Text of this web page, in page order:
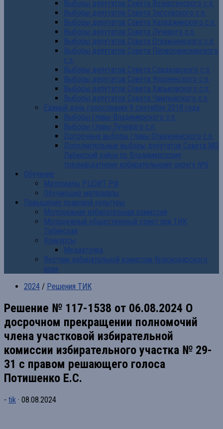
Выборы депутатов Совета Вознесенского с.п.
Выборы депутатов Совета Зассовского с.п.
Выборы депутатов Совета Каладжинского с.п.
Выборы депутатов Совета Лучевого с.п.
Выборы депутатов Совета Отважненского с.п.
Выборы депутатов Совета Первосинюхинского
с.п.
Выборы депутатов Совета Сладковского с.п.
Выборы депутатов Совета Упорненского с.п.
Выборы депутатов Совета Харьковского с.п.
Выборы депутатов Совета Чамлыкского с.п.
Единый день голосования 9 сентября 2018 года
Выборы главы Владимирского с.п.
Выборы главы Лучевого с.п.
Досрочные выборы главы Отважненского с.п.
Дополнительные выборы депутатов Совета МО
Лабинский район по Владимирскому
трехмандатному избирательному округу №6
Обучение
Материалы РЦОИТ РФ
Обучающие материалы
Повышение правовой культуры
Молодежная избирательная комиссия
Молодежный общественный совет при ТИК
Лабинская
Конкурсы
Медиаточка
Вестник избирательной комиссии Краснодарского
края
2024 / Решения ТИК
Решение № 117-1538 от 06.08.2024 О
досрочном прекращении полномочий
члена участковой избирательной
комиссии избирательного участка № 29-
31 с правом решающего голоса
Потишенко Е.С.
- tik · 08.08.2024